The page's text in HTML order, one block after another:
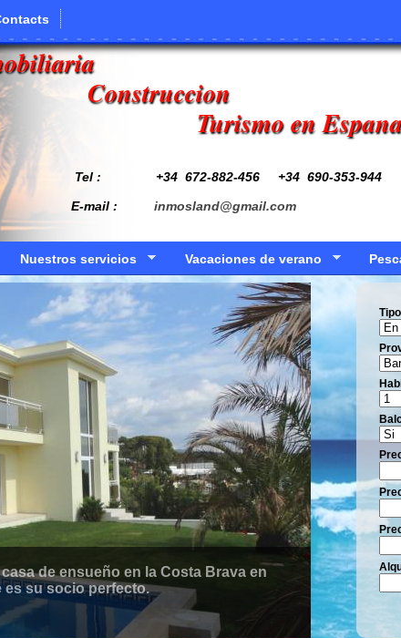
Construccion
Turismo en
Tel : +34 672-882-456
+34 690-353-944
E-mail : inmosland@gmail.com
Nuestros servicios Vacaciones de verano
de ensueño en la Costa Brava en
es su socio perfecto.
Tipo